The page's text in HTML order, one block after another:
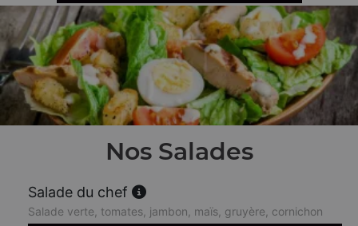
Nos Salades
Salade du chef
Salade verte, tomates, jambon, maïs, gruyère, cornichon